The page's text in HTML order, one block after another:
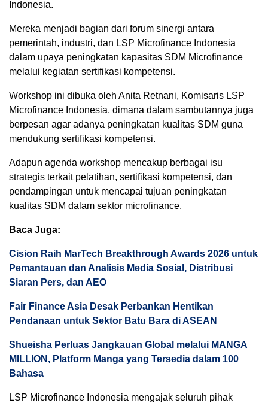
Indonesia.
Mereka menjadi bagian dari forum sinergi antara
pemerintah, industri, dan LSP Microfinance Indonesia
dalam upaya peningkatan kapasitas SDM Microfinance
melalui kegiatan sertifikasi kompetensi.
Workshop ini dibuka oleh Anita Retnani, Komisaris LSP
Microfinance Indonesia, dimana dalam sambutannya juga
berpesan agar adanya peningkatan kualitas SDM guna
mendukung sertifikasi kompetensi.
Adapun agenda workshop mencakup berbagai isu
strategis terkait pelatihan, sertifikasi kompetensi, dan
pendampingan untuk mencapai tujuan peningkatan
kualitas SDM dalam sektor microfinance.
Baca Juga:
Cision Raih MarTech Breakthrough Awards 2026 untuk
Pemantauan dan Analisis Media Sosial, Distribusi
Siaran Pers, dan AEO
Fair Finance Asia Desak Perbankan Hentikan
Pendanaan untuk Sektor Batu Bara di ASEAN
Shueisha Perluas Jangkauan Global melalui MANGA
MILLION, Platform Manga yang Tersedia dalam 100
Bahasa
LSP Microfinance Indonesia mengajak seluruh pihak